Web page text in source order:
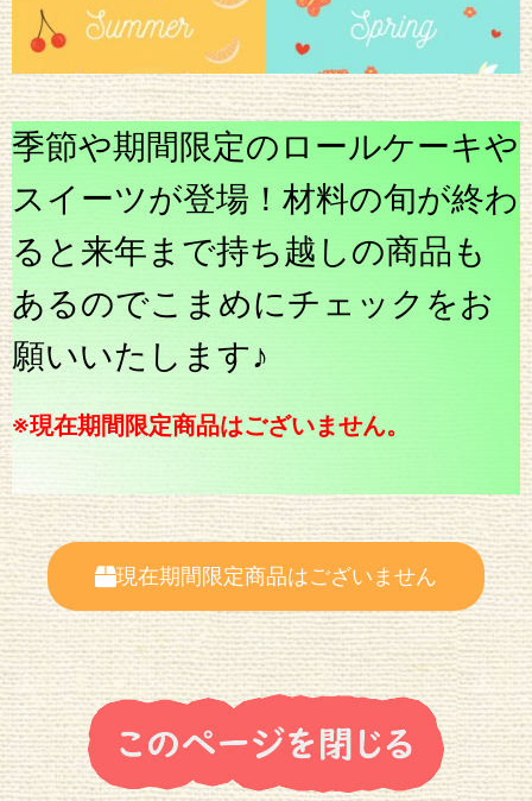
季節や期間限定のロールケーキや
スイーツが登場！材料の旬が終わ
ると来年まで持ち越しの商品も
あるのでこまめにチェックをお
願いいたします♪
※現在期間限定商品はございません。
現在期間限定商品はございません